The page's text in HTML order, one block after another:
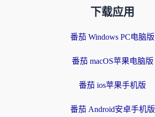
下载应用
番茄 Windows PC电脑版
番茄 macOS苹果电脑版
番茄 ios苹果手机版
番茄 Android安卓手机版